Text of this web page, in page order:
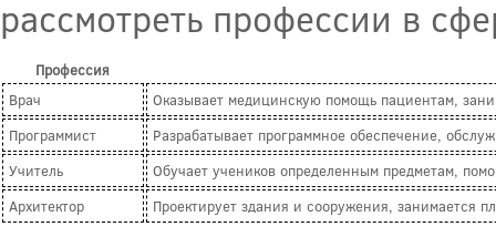
рассмотреть профессии в
Профессия
Врач
Оказывает медицинскую помощь пациентам,
Программист
Разрабатывает программное обеспечение,
Учитель
Обучает учеников определенным предметам,
Архитектор
Проектирует здания и сооружения, занимается